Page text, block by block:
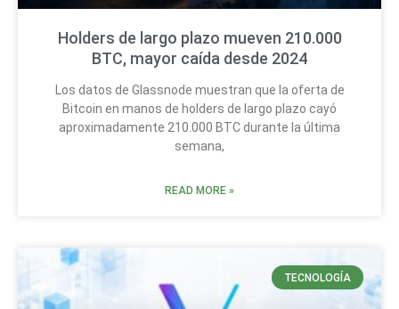
Holders de largo plazo mueven 210.000
BTC, mayor caída desde 2024
Los datos de Glassnode muestran que la oferta de
Bitcoin en manos de holders de largo plazo cayó
aproximadamente 210.000 BTC durante la última
semana,
READ MORE »
TECNOLOGÍA